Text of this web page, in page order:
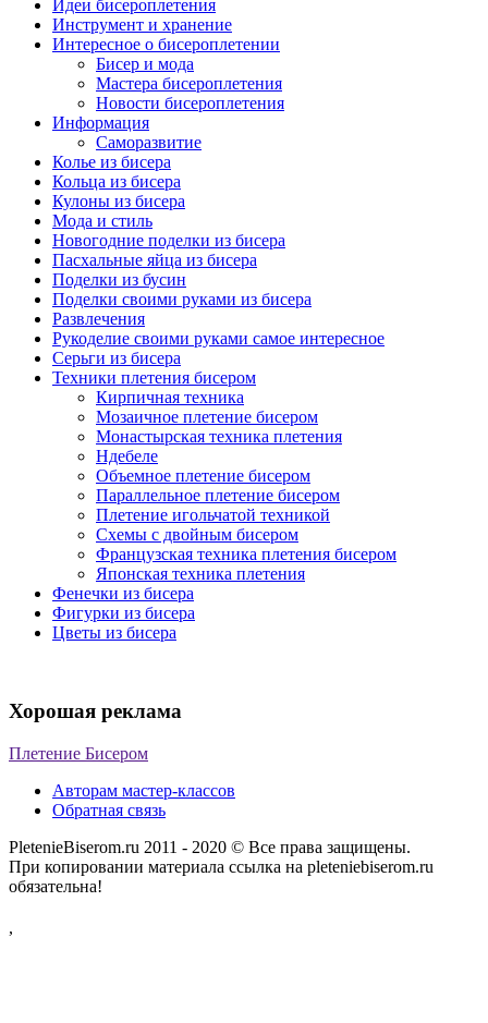
Идеи бисероплетения
Инструмент и хранение
Интересное о бисероплетении
Бисер и мода
Мастера бисероплетения
Новости бисероплетения
Информация
Саморазвитие
Колье из бисера
Кольца из бисера
Кулоны из бисера
Мода и стиль
Новогодние поделки из бисера
Пасхальные яйца из бисера
Поделки из бусин
Поделки своими руками из бисера
Развлечения
Рукоделие своими руками самое интересное
Серьги из бисера
Техники плетения бисером
Кирпичная техника
Мозаичное плетение бисером
Монастырская техника плетения
Ндебеле
Объемное плетение бисером
Параллельное плетение бисером
Плетение игольчатой техникой
Схемы с двойным бисером
Французская техника плетения бисером
Японская техника плетения
Фенечки из бисера
Фигурки из бисера
Цветы из бисера
Хорошая реклама
Плетение Бисером
Авторам мастер-классов
Обратная связь
PletenieBiserom.ru 2011 - 2020 © Все права защищены.
При копировании материала ссылка на pleteniebiserom.ru
обязательна!
,